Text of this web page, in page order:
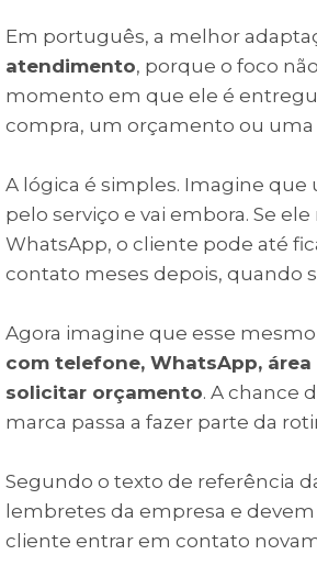
Em português, a melhor
atendimento, porque o foco
momento em que ele é
compra, um orçamento ou uma
A lógica é simples. Imagine
pelo serviço e vai embora. Se
WhatsApp, o cliente pode até
contato meses depois, quando
Agora imagine que esse
com telefone, WhatsApp,
solicitar orçamento. A chance
marca passa a fazer parte da
Segundo o texto de referência
lembretes da empresa e
cliente entrar em contato